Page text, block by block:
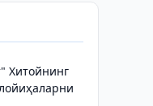
Хитойнинг